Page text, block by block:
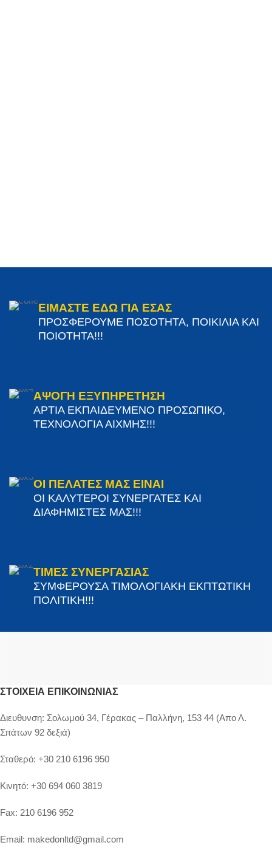
ΕΙΜΑΣΤΕ ΕΔΩ ΓΙΑ ΕΣΑΣ
ΠΡΟΣΦΕΡΟΥΜΕ ΠΟΣΟΤΗΤΑ, ΠΟΙΚΙΛΙΑ ΚΑΙ
ΠΟΙΟΤΗΤΑ!!!
ΑΨΟΓΗ ΕΞΥΠΗΡΕΤΗΣΗ
ΑΡΤΙΑ ΕΚΠΑΙΔΕΥΜΕΝΟ ΠΡΟΣΩΠΙΚΟ,
ΤΕΧΝΟΛΟΓΙΑ ΑΙΧΜΗΣ!!!
ΟΙ ΠΕΛΑΤΕΣ ΜΑΣ ΕΙΝΑΙ
ΟΙ ΚΑΛΥΤΕΡΟΙ ΣΥΝΕΡΓΑΤΕΣ ΚΑΙ
ΔΙΑΦΗΜΙΣΤΕΣ ΜΑΣ!!!
ΤΙΜΕΣ ΣΥΝΕΡΓΑΣΙΑΣ
ΣΥΜΦΕΡΟΥΣΑ ΤΙΜΟΛΟΓΙΑΚΗ ΕΚΠΤΩΤΙΚΗ
ΠΟΛΙΤΙΚΗ!!!
ΣΤΟΙΧΕΊΑ ΕΠΙΚΟΙΝΩΝΊΑΣ
Διευθυνση: Σολωμού 34, Γέρακας – Παλλήνη, 153 44 (Απο Λ.
Σπάτων 92 δεξιά)
Σταθερό: +30 210 6196 950
Κινητό: +30 694 060 3819
Fax: 210 6196 952
Email: makedonltd@gmail.com